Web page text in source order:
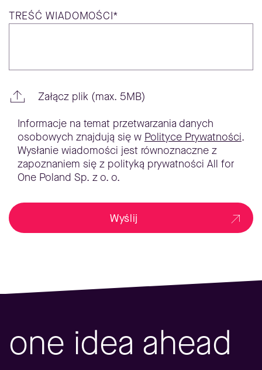
TREŚĆ WIADOMOŚCI*
Załącz plik (max. 5MB)
Informacje na temat przetwarzania danych
osobowych znajdują się w Polityce Prywatności.
Wysłanie wiadomości jest równoznaczne z
zapoznaniem się z polityką prywatności All for
One Poland Sp. z o. o.
Wyślij
one idea ahead